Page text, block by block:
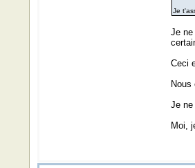
Je
Je ne
Ceci
Je ne
Moi,